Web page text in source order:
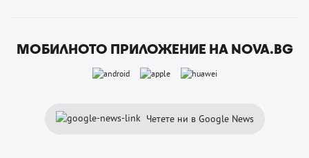
МОБИЛНОТО ПРИЛОЖЕНИЕ НА NOVA.BG
Четете ни в Google News